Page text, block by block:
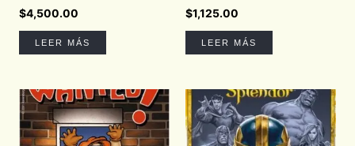
$4,500.00
LEER MÁS
$1,125.00
LEER MÁS